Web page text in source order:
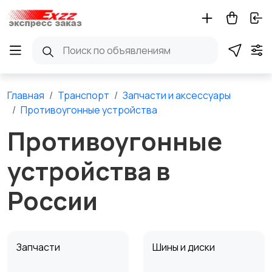
Главная Транспорт
Запчасти и аксессуары
Противоугонные устройства
Противоугонные
устройства в
России
Запчасти Шины и диски